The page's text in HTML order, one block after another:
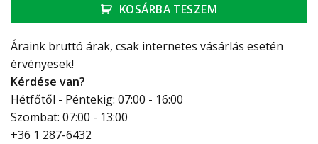
KOSÁRBA TESZEM
Áraink bruttó árak, csak internetes vásárlás esetén
érvényesek!
Kérdése van?
Hétfőtől - Péntekig: 07:00 - 16:00
Szombat: 07:00 - 13:00
+36 1 287-6432